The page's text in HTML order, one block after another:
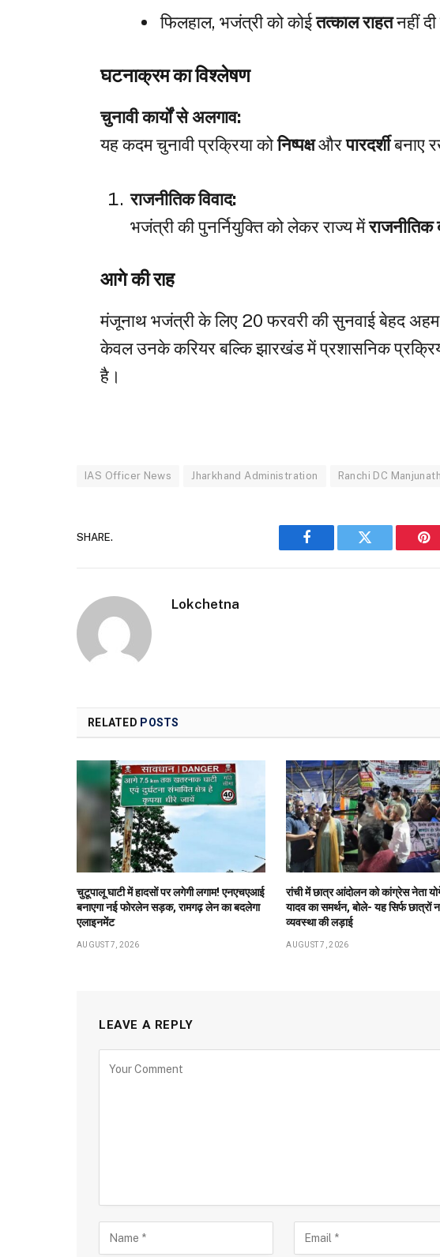
फिलहाल, भजंत्री को कोईतत्काल राहतनहीं
घटनाक्रम का विश्लेषण
चुनावी कार्यों से अलगाव:
यह कदम चुनावी प्रक्रिया कोनिष्पक्षऔरपारदर्शीबनाए
राजनीतिक विवाद:
भजंत्री की पुनर्नियुक्ति को लेकर राज्य में
आगे की राह
मंजूनाथ भजंत्री के लिए 20 फरवरी की सुनवाई बेहद अहम
केवल उनके करियर बल्कि झारखंड में प्रशासनिक
है।
IAS Officer News Jharkhand Administration Ranchi DC
SHARE.
Facebook Twitter
Lokchetna
RELATED POSTS
चुटूपालू घाटी में हादसों पर लगेगी लगाम! एनएचएआई
बनाएगा नई फोरलेन सड़क, रामगढ़ लेन का बदलेगा
एलाइनमेंट
AUGUST 7, 2026
रांची में छात्र आंदोलन को कांग्रेस नेता
यादव का समर्थन, बोले- यह सिर्फ छात्रों
व्यवस्था की लड़ाई
AUGUST 7, 2026
LEAVE A REPLY